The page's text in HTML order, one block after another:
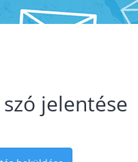
jelentése